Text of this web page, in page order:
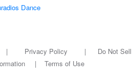
Dance
| Privacy Policy |
Do Not Sell
| Terms of Use